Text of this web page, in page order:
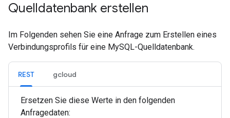
Quelldatenbank erstellen
Im Folgenden sehen Sie eine Anfrage zum Erstellen eines
Verbindungsprofils für eine MySQL-Quelldatenbank.
REST gcloud
Ersetzen Sie diese Werte in den folgenden
Anfragedaten: